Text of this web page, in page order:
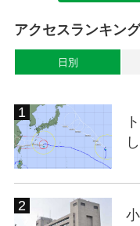
アクセスランキング
日別